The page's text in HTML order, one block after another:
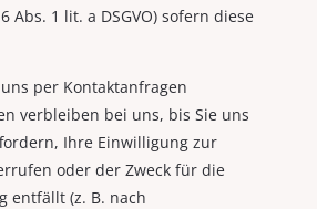
Abs. 1 lit. a DSGVO) sofern diese
per Kontaktanfragen
verbleiben bei uns, bis Sie uns
Ihre Einwilligung zur
oder der Zweck für die
entfällt (z. B. nach